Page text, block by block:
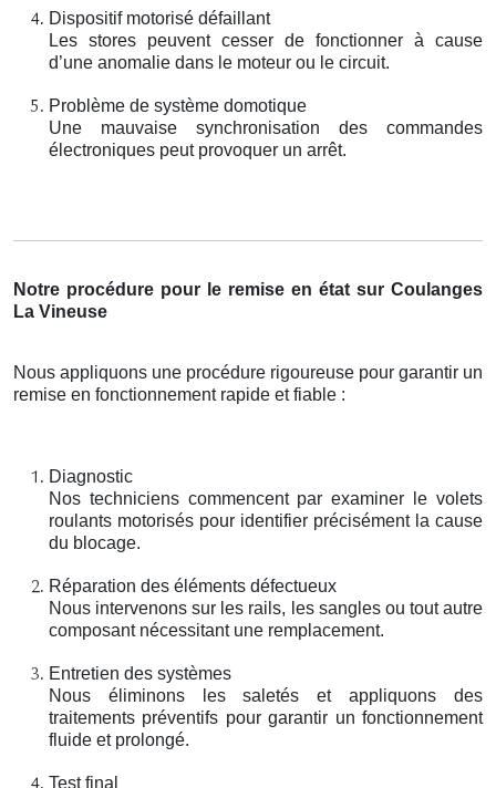
Dispositif motorisé défaillant
Les stores peuvent cesser de fonctionner à cause
d’une anomalie dans le moteur ou le circuit.
Problème de système domotique
Une mauvaise synchronisation des commandes
électroniques peut provoquer un arrêt.
Notre procédure pour le remise en état sur Coulanges
La Vineuse
Nous appliquons une procédure rigoureuse pour garantir un
remise en fonctionnement rapide et fiable :
Diagnostic
Nos techniciens commencent par examiner le volets
roulants motorisés pour identifier précisément la cause
du blocage.
Réparation des éléments défectueux
Nous intervenons sur les rails, les sangles ou tout autre
composant nécessitant une remplacement.
Entretien des systèmes
Nous éliminons les saletés et appliquons des
traitements préventifs pour garantir un fonctionnement
fluide et prolongé.
Test final